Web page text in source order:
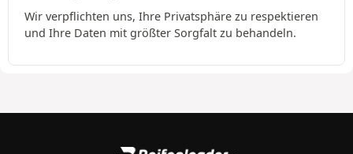
Wir verpflichten uns, Ihre Privatsphäre zu respektieren
und Ihre Daten mit größter Sorgfalt zu behandeln.